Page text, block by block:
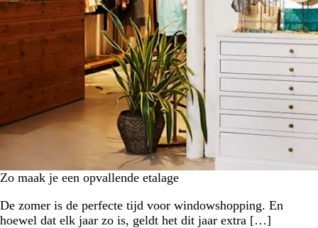
Zo maak je een opvallende etalage
De zomer is de perfecte tijd voor windowshopping. En
hoewel dat elk jaar zo is, geldt het dit jaar extra […]